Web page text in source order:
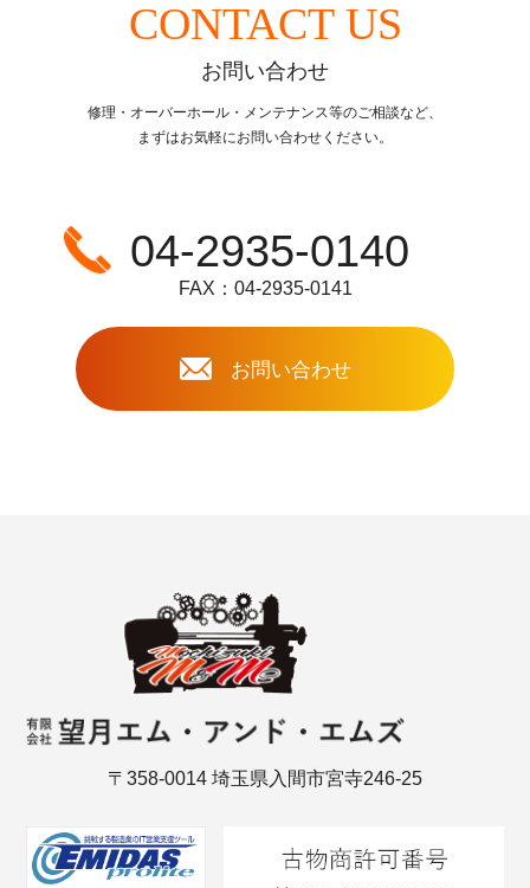
CONTACT US
お問い合わせ
修理・オーバーホール・メンテナンス等のご相談など、
まずはお気軽にお問い合わせください。
04-2935-0140
FAX：04-2935-0141
お問い合わせ
〒358-0014 埼玉県入間市宮寺246-25